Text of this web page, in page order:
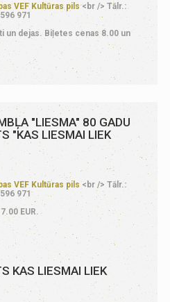
VEF Kultūras pils<br /> Tālr.:
971
un dejas. Biļetes cenas 8.00 un
"LIESMA" 80 GADU
"KAS LIESMAI LIEK
VEF Kultūras pils <br /> Tālr.:
971
EUR.
KAS LIESMAI LIEK